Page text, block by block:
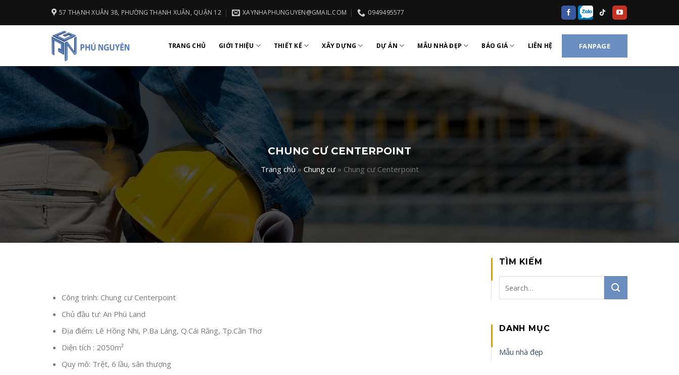
57 THẠNH XUÂN 38, PHƯỜNG THẠNH XUÂN, QUẬN 12 XAYNHAPHUNGUYEN@GMAIL.COM 0949495577
TRANG CHỦ GIỚI THIỆU THIẾT KẾ XÂY DỰNG DỰ ÁN MẪU NHÀ ĐẸP BÁO GIÁ LIÊN HỆ FANPAGE
CHUNG CƯ CENTERPOINT
Trang chủ» Chung cư» Chung cư Centerpoint
Công trình: Chung cư Centerpoint
Chủ đầu tư: An Phú Land
Địa điểm: Lê Hồng Nhi, P.Ba Láng, Q.Cái Răng, Tp.Cần Thơ
Diện tích : 2050m²
Quy mô: Trệt, 6 lầu, sân thượng
TÌM KIẾM
DANH MỤC
Mẫu nhà đẹp